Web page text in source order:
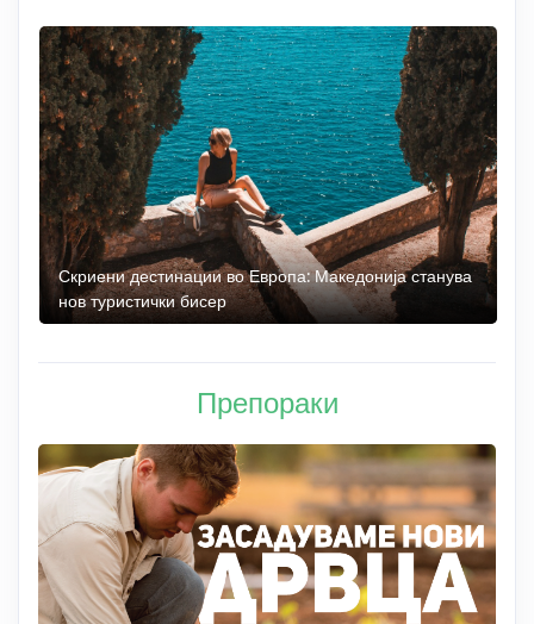
Скриени дестинации во Европа: Македонија станува
нов туристички бисер
Препораки